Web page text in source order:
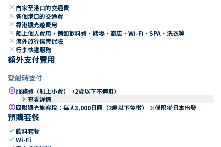
close 自家至港口的交通費
close 各個港口的交通費
close 靠港觀光遊費用
close 船上個人費用，例如飲料費、賭場、商店、Wi-Fi、SPA、洗衣等
close 海外旅行傷害保險
close 行李快遞服務
額外支付費用
登船時支付
paid服務費（船上小費）（2歲以下不適用）
keyboard_arrow_right 查看詳情
paid國際觀光旅客稅：每人3,000日圓（2歲以下免徵） ※僅限從日本出發
預購套餐
check飲料套餐
checkWi-Fi